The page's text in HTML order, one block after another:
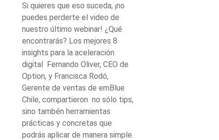
Si quieres que eso suceda, ¡no
puedes perderte el video de
nuestro último webinar! ¿Qué
encontrarás? Los mejores 8
insights para la aceleración
digital Fernando Oliver, CEO de
Option, y Francisca Rodó,
Gerente de ventas de emBlue
Chile, compartieron no sólo tips,
sino tambén herramientas
prácticas y concretas que
podrás aplicar de manera simple.